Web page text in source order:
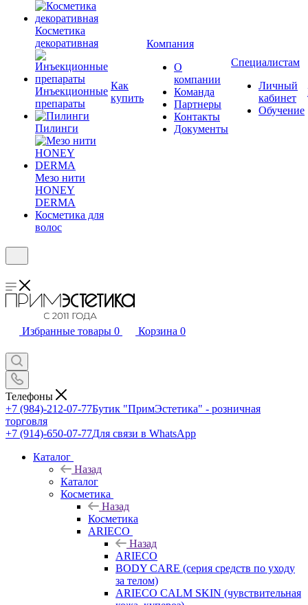
Косметика
декоративная
Инъекционные
препараты
Пилинги
Мезо нити
HONEY
DERMA
Косметика для
волос
Как
купить
Компания
О
компании
Команда
Партнеры
Контакты
Документы
Специалистам
Личный
кабинет
Обучение
Избранные товары 0 Корзина 0
Телефоны
+7 (984)-212-07-77Бутик "ПримЭстетика" - розничная
торговля
+7 (914)-650-07-77Для связи в WhatsApp
Каталог
Назад
Каталог
Косметика
Назад
Косметика
ARIECO
Назад
ARIECO
BODY CARE (серия средств по уходу
за телом)
ARIECO CALM SKIN (чувствительная